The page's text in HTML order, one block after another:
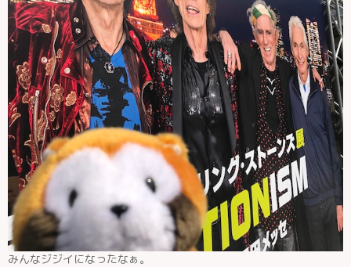
みんなジジイになったなぁ。